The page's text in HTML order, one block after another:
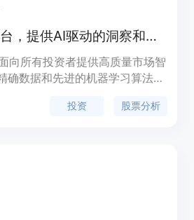
智能分析投资平台，提供AI驱动的洞察和股票分析。
向所有投资者提供高质量市场智
确数据和先进的机器学习算法，
使最佳洞察力对每个人都可用。
投资 股票分析